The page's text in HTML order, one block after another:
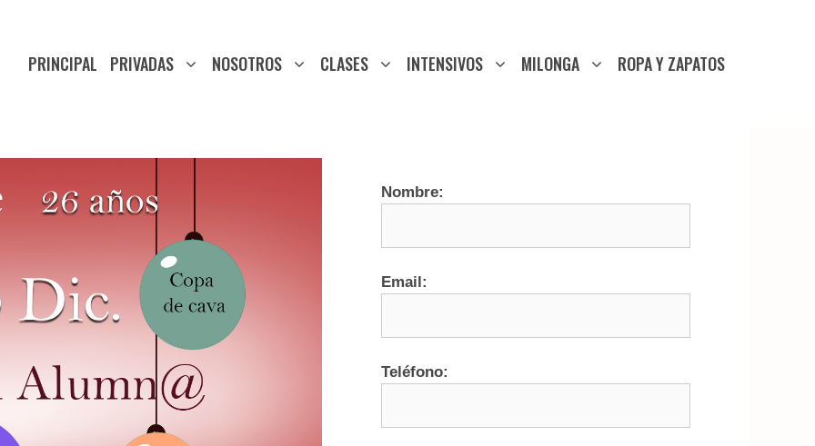
PRINCIPAL PRIVADAS NOSOTROS CLASES INTENSIVOS MILONGA ROPA Y ZAPATOS
Nombre:
Email:
Teléfono: